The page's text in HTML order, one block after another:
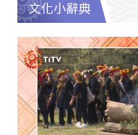
文化小辭典